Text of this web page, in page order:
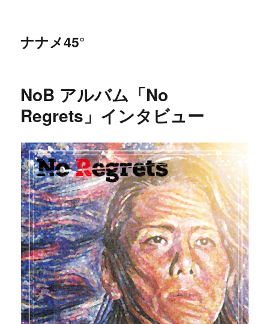
ナナメ45°
NoB アルバム「No
Regrets」インタビュー